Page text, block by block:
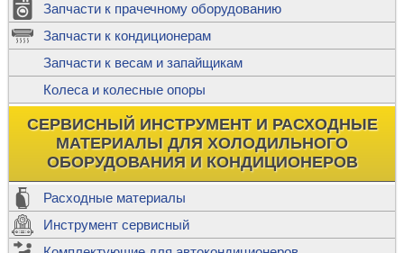
Запчасти к прачечному оборудованию
Запчасти к кондиционерам
Запчасти к весам и запайщикам
Колеса и колесные опоры
СЕРВИСНЫЙ ИНСТРУМЕНТ И РАСХОДНЫЕ
МАТЕРИАЛЫ ДЛЯ ХОЛОДИЛЬНОГО
ОБОРУДОВАНИЯ И КОНДИЦИОНЕРОВ
Расходные материалы
Инструмент сервисный